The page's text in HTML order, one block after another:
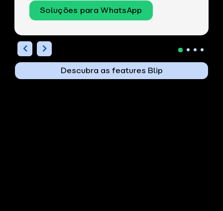
Soluções para WhatsApp
Descubra as features Blip